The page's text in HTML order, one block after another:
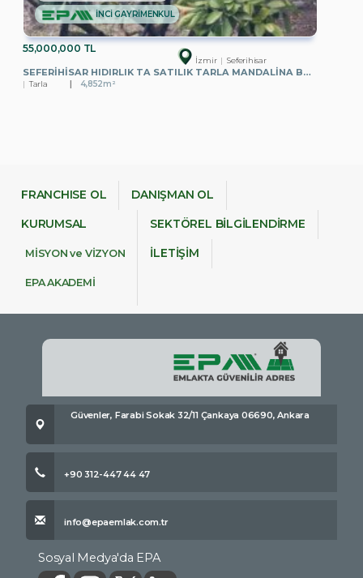
55,000,000 TL
İzmir Seferihisar
SEFERIHISAR HIDIRLIK TA SATILIK TARLA MANDALINA BAHÇESI
Tarla 4,852m²
İNCİ GAYRİMENKUL
FRANCHISE OL DANIŞMAN OL
KURUMSAL
MİSYON ve VİZYON
EPA AKADEMİ
SEKTÖREL BİLGİLENDİRME
İLETİŞİM
Güvenler, Farabi Sokak 32/11 Çankaya 06690, Ankara
+90 312-447 44 47
info@epaemlak.com.tr
Sosyal Medya'da EPA